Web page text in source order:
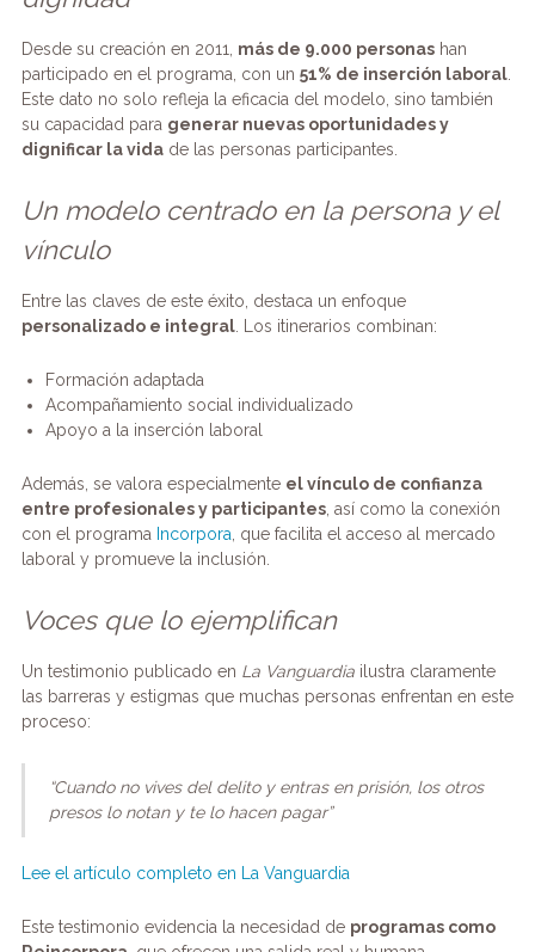
Desde su creación en 2011, más de 9.000 personashan
participado en el programa, con un 51% de inserción laboral.
Este dato no solo refleja la eficacia del modelo, sino también
su capacidad para generar nuevas oportunidades y
dignificar la vidade las personas participantes.
Un modelo centrado en la persona y el
vínculo
Entre las claves de este éxito, destaca un enfoque
personalizado e integral. Los itinerarios combinan:
Formación adaptada
Acompañamiento social individualizado
Apoyo a la inserción laboral
Además, se valora especialmente el vínculo de confianza
entre profesionales y participantes, así como la conexión
con el programa Incorpora , que facilita el acceso al mercado
laboral y promueve la inclusión.
Voces que lo ejemplifican
Un testimonio publicado en La Vanguardiailustra claramente
las barreras y estigmas que muchas personas enfrentan en este
proceso:
“Cuando no vives del delito y entras en prisión, los otros
presos lo notan y te lo hacen pagar”
Lee el artículo completo en La Vanguardia
Este testimonio evidencia la necesidad de programas como